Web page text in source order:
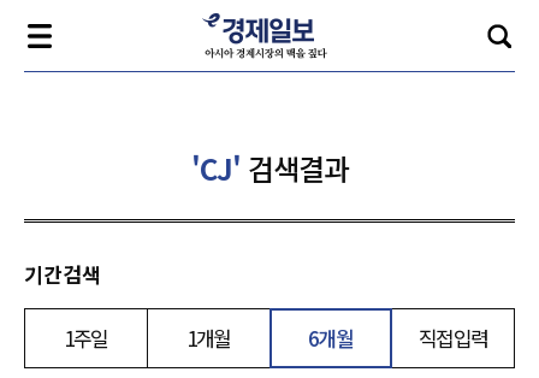
'CJ' 검색결과
기간검색
1주일 1개월 6개월 직접입력